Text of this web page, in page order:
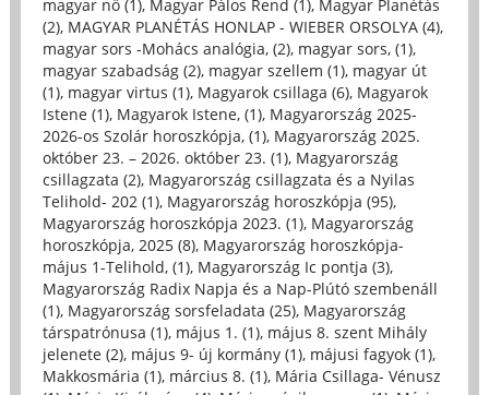
magyar nő (1), Magyar Pálos Rend (1), Magyar Planétás
(2), MAGYAR PLANÉTÁS HONLAP - WIEBER ORSOLYA (4),
magyar sors -Mohács analógia, (2), magyar sors, (1),
magyar szabadság (2), magyar szellem (1), magyar út
(1), magyar virtus (1), Magyarok csillaga (6), Magyarok
Istene (1), Magyarok Istene, (1), Magyarország 2025-
2026-os Szolár horoszkópja, (1), Magyarország 2025.
október 23. – 2026. október 23. (1), Magyarország
csillagzata (2), Magyarország csillagzata és a Nyilas
Telihold- 202 (1), Magyarország horoszkópja (95),
Magyarország horoszkópja 2023. (1), Magyarország
horoszkópja, 2025 (8), Magyarország horoszkópja-
május 1-Telihold, (1), Magyarország Ic pontja (3),
Magyarország Radix Napja és a Nap-Plútó szembenáll
(1), Magyarország sorsfeladata (25), Magyarország
társpatrónusa (1), május 1. (1), május 8. szent Mihály
jelenete (2), május 9- új kormány (1), májusi fagyok (1),
Makkosmária (1), március 8. (1), Mária Csillaga- Vénusz